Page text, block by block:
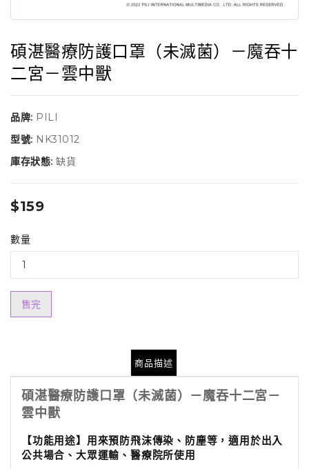
碩湛醫療防護口罩（未滅菌）－魔吞十
二宮－雲中獸
品牌: PILI
型號: NK31012
庫存狀態: 缺貨
$159
數量
售完
商品描述
碩湛醫療防護口罩（未滅菌）－魔吞十二宮－
雲中獸
【功能用途】 用來預防飛沫傳染、防塵等，適用於出入
公共場合、大眾運輸、醫療院所使用